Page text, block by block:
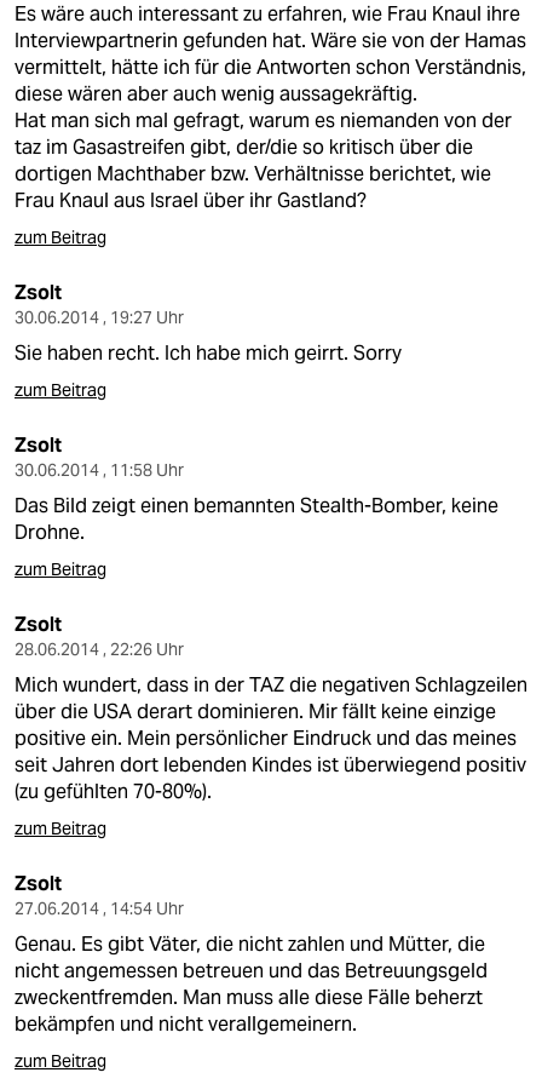
Es wäre auch interessant zu erfahren, wie Frau Knaul ihre
Interviewpartnerin gefunden hat. Wäre sie von der Hamas
vermittelt, hätte ich für die Antworten schon Verständnis,
diese wären aber auch wenig aussagekräftig.
Hat man sich mal gefragt, warum es niemanden von der
taz im Gasastreifen gibt, der/die so kritisch über die
dortigen Machthaber bzw. Verhältnisse berichtet, wie
Frau Knaul aus Israel über ihr Gastland?
zum Beitrag
Zsolt
30.06.2014 , 19:27 Uhr
Sie haben recht. Ich habe mich geirrt. Sorry
zum Beitrag
Zsolt
30.06.2014 , 11:58 Uhr
Das Bild zeigt einen bemannten Stealth-Bomber, keine
Drohne.
zum Beitrag
Zsolt
28.06.2014 , 22:26 Uhr
Mich wundert, dass in der TAZ die negativen Schlagzeilen
über die USA derart dominieren. Mir fällt keine einzige
positive ein. Mein persönlicher Eindruck und das meines
seit Jahren dort lebenden Kindes ist überwiegend positiv
(zu gefühlten 70-80%).
zum Beitrag
Zsolt
27.06.2014 , 14:54 Uhr
Genau. Es gibt Väter, die nicht zahlen und Mütter, die
nicht angemessen betreuen und das Betreuungsgeld
zweckentfremden. Man muss alle diese Fälle beherzt
bekämpfen und nicht verallgemeinern.
zum Beitrag